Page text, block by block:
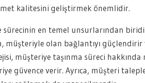
kalitesini geliştirmek önemlidir.
sürecinin en temel unsurlarından
olan bağlantıyı güçlendirir
müşteriye taşınma süreci hakkında
güvence verir. Ayrıca, müşteri